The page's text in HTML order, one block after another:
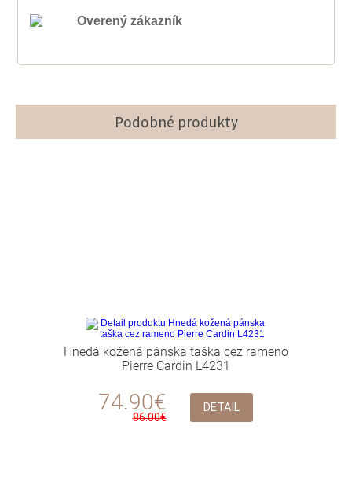
Overený zákazník
Podobné produkty
Hnedá kožená pánska taška cez rameno
Pierre Cardin L4231
74.90€
86.00€
DETAIL